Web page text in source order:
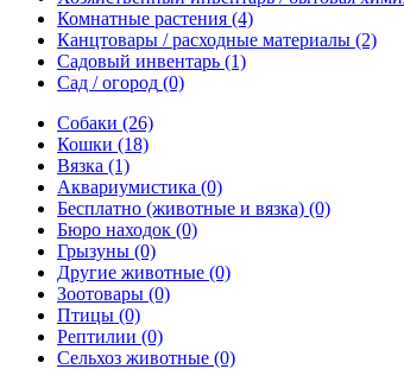
Комнатные растения (4)
Канцтовары / расходные материалы (2)
Садовый инвентарь (1)
Сад / огород (0)
Собаки (26)
Кошки (18)
Вязка (1)
Аквариумистика (0)
Бесплатно (животные и вязка) (0)
Бюро находок (0)
Грызуны (0)
Другие животные (0)
Зоотовары (0)
Птицы (0)
Рептилии (0)
Сельхоз животные (0)